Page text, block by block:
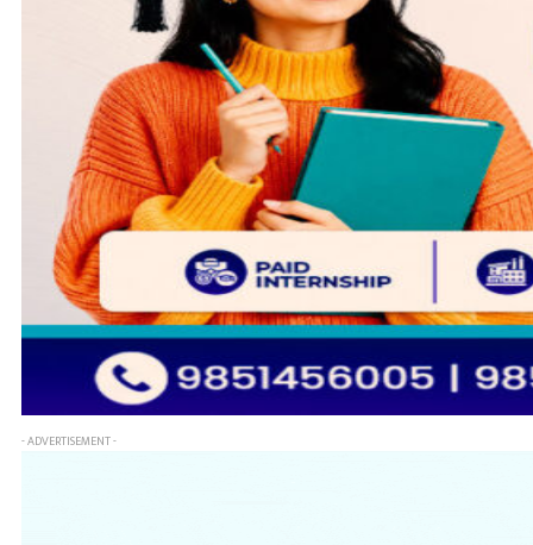
- ADVERTISEMENT -